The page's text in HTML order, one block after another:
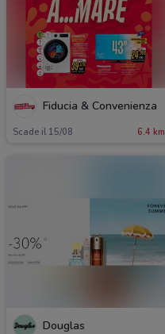
Fiducia & Convenienza
Scade il 15/08 6.4 km
Douglas